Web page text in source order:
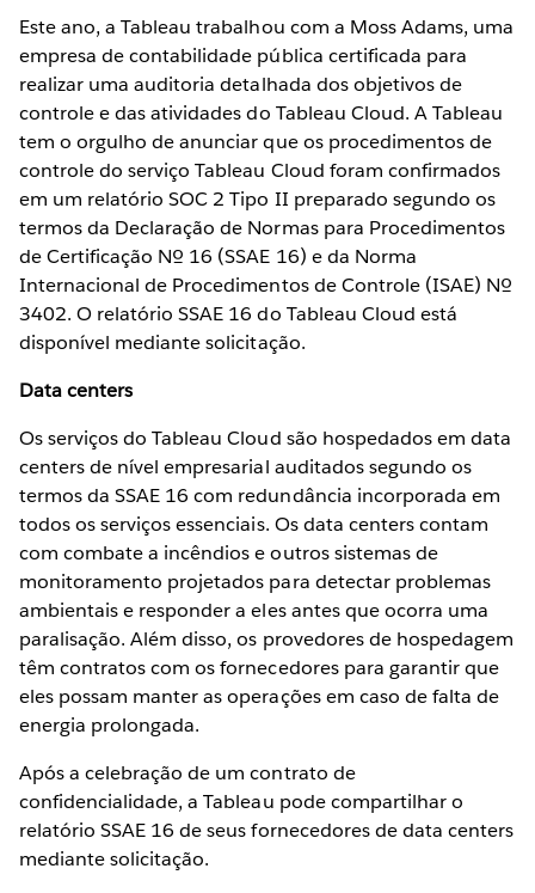
Este ano, a Tableau trabalhou com a Moss Adams, uma
empresa de contabilidade pública certificada para
realizar uma auditoria detalhada dos objetivos de
controle e das atividades do Tableau Cloud. A Tableau
tem o orgulho de anunciar que os procedimentos de
controle do serviço Tableau Cloud foram confirmados
em um relatório SOC 2 Tipo II preparado segundo os
termos da Declaração de Normas para Procedimentos
de Certificação Nº 16 (SSAE 16) e da Norma
Internacional de Procedimentos de Controle (ISAE) Nº
3402. O relatório SSAE 16 do Tableau Cloud está
disponível mediante solicitação.
Data centers
Os serviços do Tableau Cloud são hospedados em data
centers de nível empresarial auditados segundo os
termos da SSAE 16 com redundância incorporada em
todos os serviços essenciais. Os data centers contam
com combate a incêndios e outros sistemas de
monitoramento projetados para detectar problemas
ambientais e responder a eles antes que ocorra uma
paralisação. Além disso, os provedores de hospedagem
têm contratos com os fornecedores para garantir que
eles possam manter as operações em caso de falta de
energia prolongada.
Após a celebração de um contrato de
confidencialidade, a Tableau pode compartilhar o
relatório SSAE 16 de seus fornecedores de data centers
mediante solicitação.